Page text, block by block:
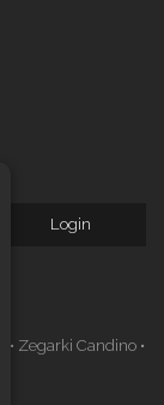
• Zegarki Candino •